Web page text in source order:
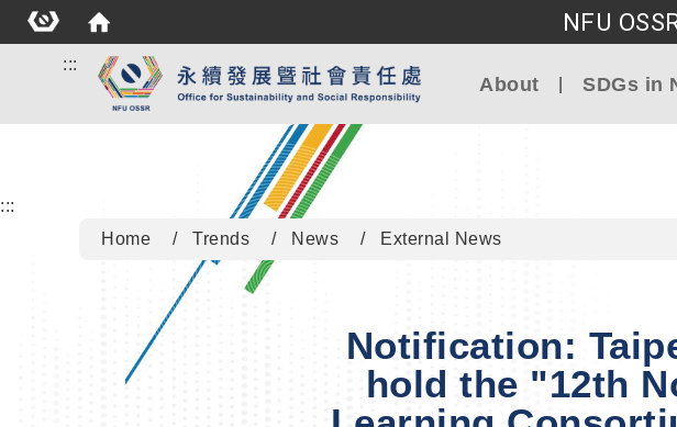
NFU
Go
:::
About SDGs in
:::
Home
Trends News External News
Notification:
hold the "12th